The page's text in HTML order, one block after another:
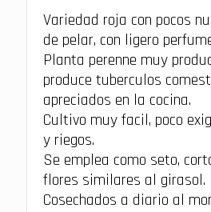
Variedad roja con pocos
de pelar, con ligero
Planta perenne muy
produce tuberculos
apreciados en la cocina.
Cultivo muy facil, poco
y riegos.
Se emplea como seto,
flores similares al girasol.
Cosechados a diario al